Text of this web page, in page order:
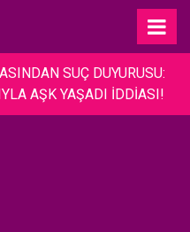
SUÇ DUYURUSU:
AŞK YAŞADI İDDİASI!
KAZANDI; TAZMİNATI